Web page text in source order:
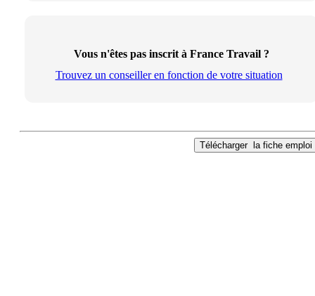
Vous n'êtes pas inscrit à France Travail ?
Trouvez un conseiller en fonction de votre situation
Télécharger la fiche emploi